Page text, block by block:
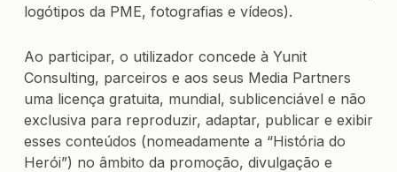
logótipos da PME, fotografias e vídeos).
Ao participar, o utilizador concede à Yunit
Consulting, parceiros e aos seus Media Partners
uma licença gratuita, mundial, sublicenciável e não
exclusiva para reproduzir, adaptar, publicar e exibir
esses conteúdos (nomeadamente a “História do
Herói”) no âmbito da promoção, divulgação e